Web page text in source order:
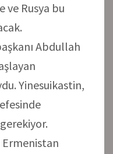
ve Rusya bu
Abdullah
Yinesuikastin,